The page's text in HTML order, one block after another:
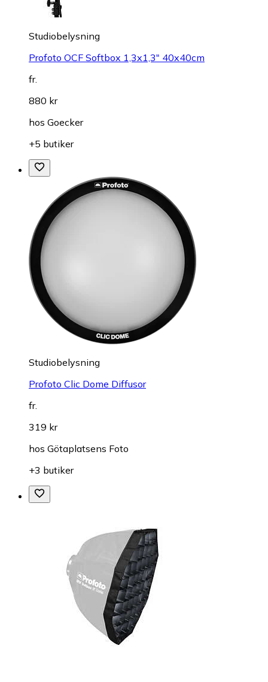
Studiobelysning
Profoto OCF Softbox 1,3x1,3" 40x40cm
fr.
880 kr
hos Goecker
+5 butiker
Studiobelysning
Profoto Clic Dome Diffusor
fr.
319 kr
hos Götaplatsens Foto
+3 butiker